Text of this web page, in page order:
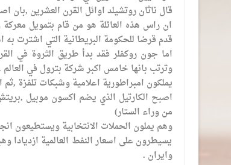
قال ناثان روتشيلد اوائل القرن العشرين
ان راس هذه العائلة هو من قام بتمويل معركة
قدم قرضا للحكومة البريطانية التي اشترت
اما جون روكفلر فقد بدأ طريق الثروة في
وترتب بانها خامس اكبر شركة بترول في العالم
يملكون امبراطورية اعلامية وشبكات تلفزة ,ثم اقاموا عام 2012صفقة بين العائلتين لتزيد سيطرتهما على
اصبح الكارتيل الذي يضم اكسون موبيل
من وراء الستار)
وهم يملون الحملات الانتخابية ويستطيعون
يسيطرون على اسعار النفط العالمية ازديادا
وايران .